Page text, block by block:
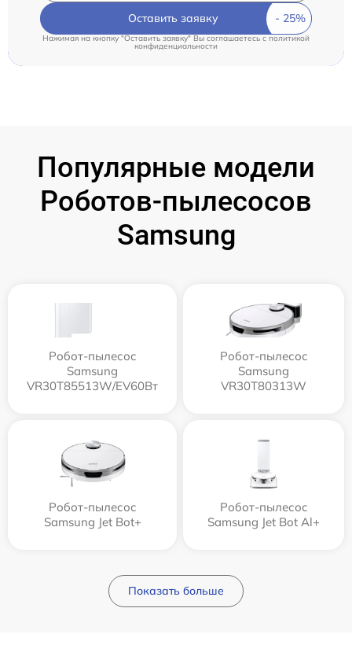
Оставить заявку
Нажимая на кнопку "Оставить заявку" Вы соглашаетесь c политикой
конфиденциальности
Популярные модели
Роботов-пылесосов
Samsung
Робот-пылесос
Samsung
VR30T85513W/EV60Вт
Робот-пылесос
Samsung
VR30T80313W
Робот-пылесос
Samsung Jet Bot+
Робот-пылесос
Samsung Jet Bot Al+
Показать больше